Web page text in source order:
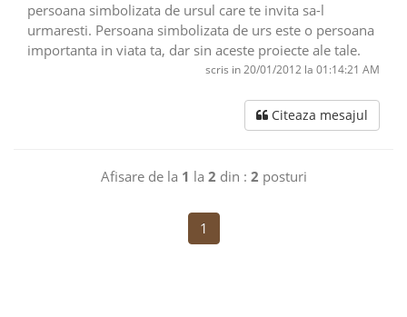
persoana simbolizata de ursul care te invita sa-l
urmaresti. Persoana simbolizata de urs este o persoana
importanta in viata ta, dar sin aceste proiecte ale tale.
scris in 20/01/2012 la 01:14:21 AM
Citeaza mesajul
Afisare de la 1 la 2 din : 2 posturi
1